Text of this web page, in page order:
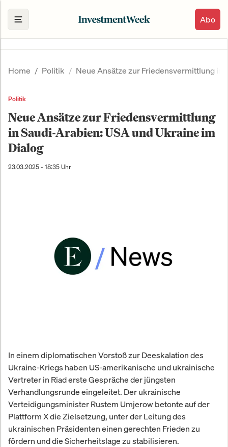
Abo
Home Politik Neue Ansätze zur Friedensvermittlung in
Politik
Neue Ansätze zur Friedensvermittlung
in Saudi-Arabien: USA und Ukraine im
Dialog
23.03.2025 - 18:35 Uhr
In einem diplomatischen Vorstoß zur Deeskalation des
Ukraine-Kriegs haben US-amerikanische und ukrainische
Vertreter in Riad erste Gespräche der jüngsten
Verhandlungsrunde eingeleitet. Der ukrainische
Verteidigungsminister Rustem Umjerow betonte auf der
Plattform X die Zielsetzung, unter der Leitung des
ukrainischen Präsidenten einen gerechten Frieden zu
fördern und die Sicherheitslage zu stabilisieren.